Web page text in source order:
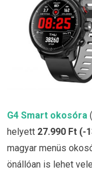
G4 Smart okosóra
helyett 27.990 Ft (-
magyar menüs
önállóan is lehet